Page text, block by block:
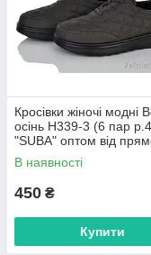
Кросівки жіночі модні
осінь H339-3 (6 пар
"SUBA" оптом від
постачальника
В наявності
450 ₴
Купити